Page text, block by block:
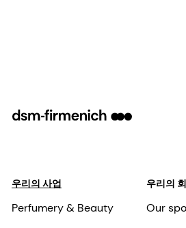
우리의 사업
Perfumery & Beauty
우리의
Our